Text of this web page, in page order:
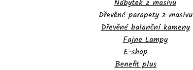
Nábytek z masivu
Dřevěné parapety z masivu
Dřevěné balanční kameny
Fajne Lampy
E-shop
Benefit plus